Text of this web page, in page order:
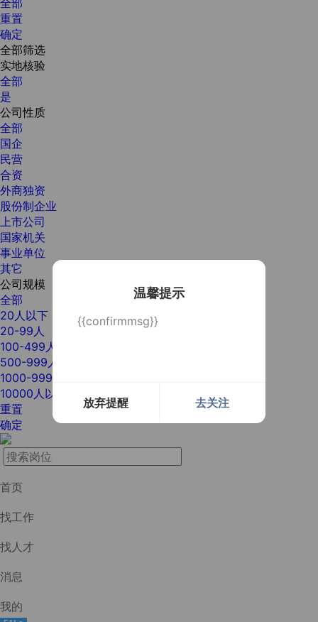
温馨提示
{{confirmmsg}}
放弃提醒 去关注
重置
确定
全部筛选
实地核验
全部
是
公司性质
全部
国企
民营
合资
外商独资
股份制企业
上市公司
国家机关
事业单位
其它
公司规模
全部
20人以下
20-99人
100-499人
500-999人
1000-9999人
10000人以上
重置
确定
首页
找工作
找人才
消息
我的